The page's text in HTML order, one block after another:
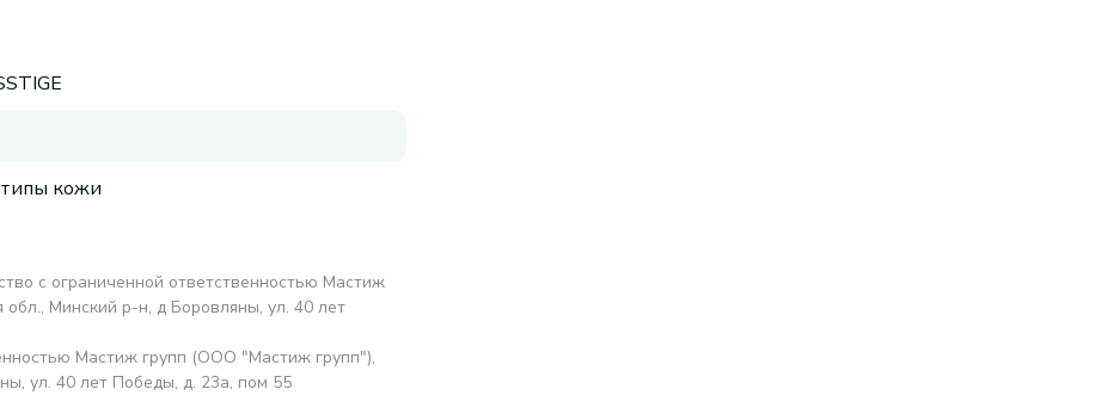
кожи
с ограниченной ответственностью Мастиж
Минский р-н, д Боровляны, ул. 40 лет
Мастиж групп (ООО "Мастиж групп"),
ул. 40 лет Победы, д. 23а, пом 55